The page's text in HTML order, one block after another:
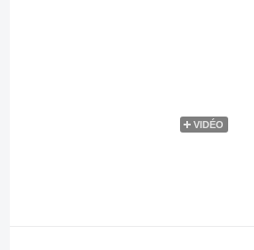
VIDÉO